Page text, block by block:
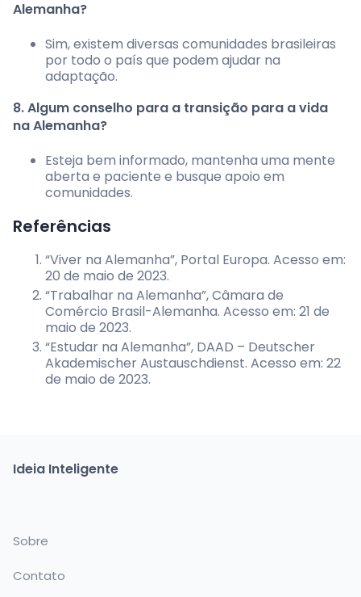
Alemanha?
Sim, existem diversas comunidades brasileiras
por todo o país que podem ajudar na
adaptação.
8. Algum conselho para a transição para a vida
na Alemanha?
Esteja bem informado, mantenha uma mente
aberta e paciente e busque apoio em
comunidades.
Referências
“Viver na Alemanha”, Portal Europa. Acesso em:
20 de maio de 2023.
“Trabalhar na Alemanha”, Câmara de
Comércio Brasil-Alemanha. Acesso em: 21 de
maio de 2023.
“Estudar na Alemanha”, DAAD – Deutscher
Akademischer Austauschdienst. Acesso em: 22
de maio de 2023.
Ideia Inteligente
Sobre
Contato